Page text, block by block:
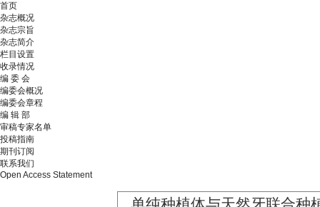
首页
杂志概况
杂志宗旨
杂志简介
栏目设置
收录情况
编 委 会
编委会概况
编委会章程
编 辑 部
审稿专家名单
投稿指南
期刊订阅
联系我们
Open Access Statement